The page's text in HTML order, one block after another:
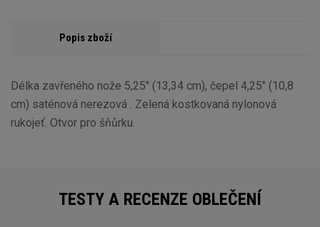
Popis zboží
Délka zavřeného nože 5,25" (13,34 cm), čepel 4,25" (10,8
cm) saténová nerezová . Zelená kostkovaná nylonová
rukojeť. Otvor pro šňůrku.
TESTY A RECENZE OBLEČENÍ